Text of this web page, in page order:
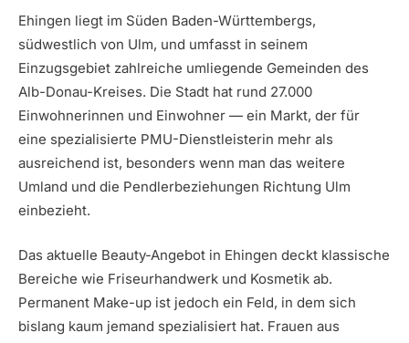
Ehingen liegt im Süden Baden-Württembergs,
südwestlich von Ulm, und umfasst in seinem
Einzugsgebiet zahlreiche umliegende Gemeinden des
Alb-Donau-Kreises. Die Stadt hat rund 27.000
Einwohnerinnen und Einwohner — ein Markt, der für
eine spezialisierte PMU-Dienstleisterin mehr als
ausreichend ist, besonders wenn man das weitere
Umland und die Pendlerbeziehungen Richtung Ulm
einbezieht.
Das aktuelle Beauty-Angebot in Ehingen deckt klassische
Bereiche wie Friseurhandwerk und Kosmetik ab.
Permanent Make-up ist jedoch ein Feld, in dem sich
bislang kaum jemand spezialisiert hat. Frauen aus